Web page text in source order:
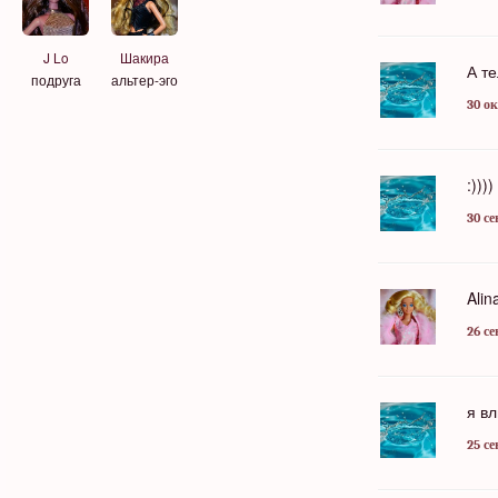
J Lo
подруга
Шакира
альтер-эго
А
30
:))))
30
26
я
25